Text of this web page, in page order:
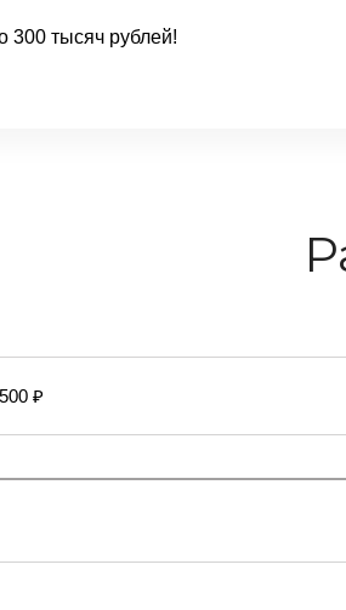
300 тысяч рублей!
₽